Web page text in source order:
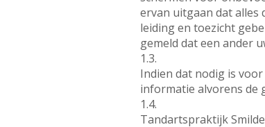
ervan uitgaan dat alles
leiding en toezicht
gemeld dat een ander
1.3.
Indien dat nodig is
informatie alvorens de
1.4.
Tandartspraktijk